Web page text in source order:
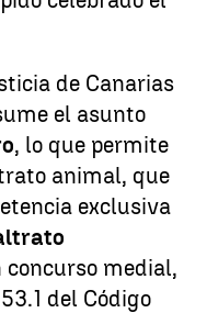
de Canarias
el asunto
, lo que permite
animal, que
exclusiva
concurso medial,
del Código